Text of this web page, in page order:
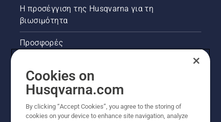
Η προσέγγιση της Husqvarna για τη
βιωσιμότητα
Προσφορές
Άλλοι ιστότοποι Husqvarna
Cookies on
Husqvarna.com
By clicking “Accept Cookies”, you agree to the storing of
cookies on your device to enhance site navigation, analyze